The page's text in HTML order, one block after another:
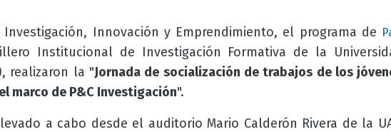
Investigación, Innovación y Emprendimiento, el programa de
Institucional de Investigación Formativa de la
realizaron la "Jornada de socialización de trabajos de los
marco de P&C Investigación".
a cabo desde el auditorio Mario Calderón Rivera de la